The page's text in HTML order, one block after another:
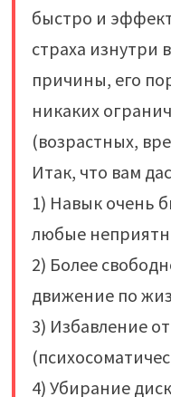
быстро и
страха изнутри
причины, его
никаких
(возрастных,
Итак, что вам
1) Навык очень
любые
2) Более
движение по
3) Избавление
4) Убирание